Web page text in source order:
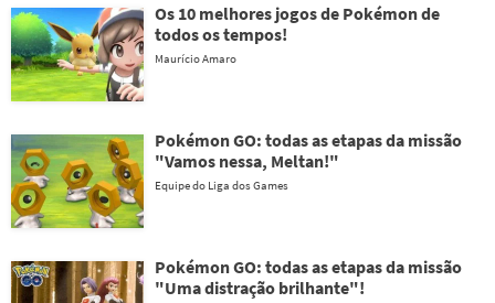
Os 10 melhores jogos de Pokémon de
todos os tempos!
Maurício Amaro
Pokémon GO: todas as etapas da missão
"Vamos nessa, Meltan!"
Equipe do Liga dos Games
Pokémon GO: todas as etapas da missão
"Uma distração brilhante"!